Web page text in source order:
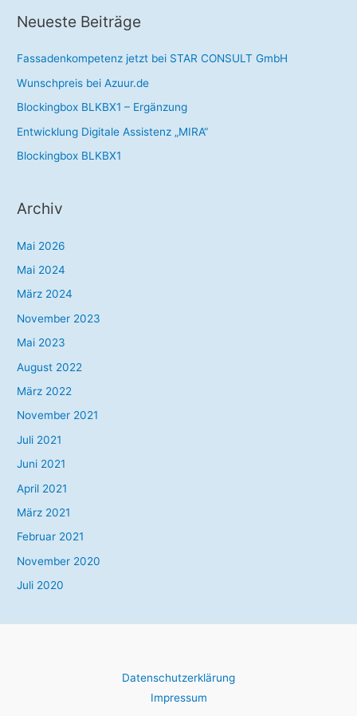
h
n
n
a
c
h
Neueste Beiträge
Fassadenkompetenz jetzt bei STAR CONSULT GmbH
Wunschpreis bei Azuur.de
Blockingbox BLKBX1 – Ergänzung
Entwicklung Digitale Assistenz „MIRA“
Blockingbox BLKBX1
Archiv
Mai 2026
Mai 2024
März 2024
November 2023
Mai 2023
August 2022
März 2022
November 2021
Juli 2021
Juni 2021
April 2021
März 2021
Februar 2021
November 2020
Juli 2020
Datenschutzerklärung
Impressum